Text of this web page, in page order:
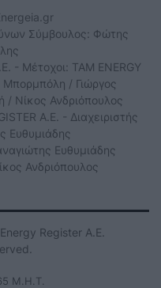
Σύμβουλος: Φώτης
- Μέτοχοι: TAM ENERGY
Μπορμπόλη / Γιώργος
/ Νίκος Ανδριόπουλος
Α.Ε. - Διαχειριστής
Ευθυμιάδης
Ευθυμιάδης
Ανδριόπουλος
Register Α.Ε.
Μ.Η.Τ.